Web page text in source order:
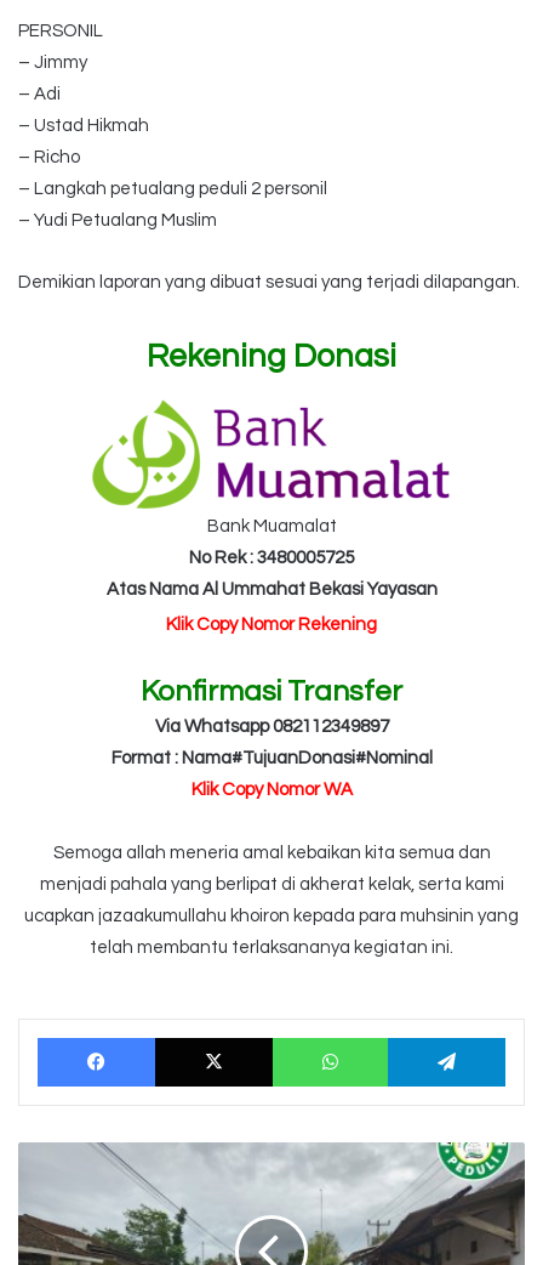
PERSONIL
– ⁠Jimmy
– ⁠Adi
– ⁠Ustad Hikmah
– ⁠Richo
– ⁠Langkah petualang peduli 2 personil
– ⁠Yudi Petualang Muslim
Demikian laporan yang dibuat sesuai yang terjadi dilapangan.
Rekening Donasi
Bank Muamalat
No Rek : 3480005725
Atas Nama Al Ummahat Bekasi Yayasan
Klik Copy Nomor Rekening
Konfirmasi Transfer
Via Whatsapp 082112349897
Format : Nama#TujuanDonasi#Nominal
Klik Copy Nomor WA
Semoga allah meneria amal kebaikan kita semua dan
menjadi pahala yang berlipat di akherat kelak, serta kami
ucapkan jazaakumullahu khoiron kepada para muhsinin yang
telah membantu terlaksananya kegiatan ini.
Facebook X WhatsApp
Bandang
Dan